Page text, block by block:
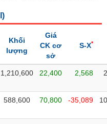
)
Khối
lượng
Giá
CK cơ
sở
S-X*
1,210,600 22,400 2,568
588,600 70,800 -35,089